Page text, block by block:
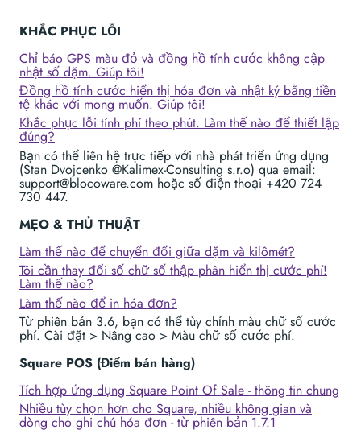
KHẮC PHỤC LỖI
Chỉ báo GPS màu đỏ và đồng hồ tính cước không cập
nhật số dặm. Giúp tôi!
Đồng hồ tính cước hiển thị hóa đơn và nhật ký bằng tiền
tệ khác với mong muốn. Giúp tôi!
Khắc phục lỗi tính phí theo phút. Làm thế nào để thiết lập
đúng?
Bạn có thể liên hệ trực tiếp với nhà phát triển ứng dụng
(Stan Dvojcenko @Kalimex-Consulting s.r.o) qua email:
support@blocoware.com hoặc số điện thoại +420 724
730 447.
MẸO & THỦ THUẬT
Làm thế nào để chuyển đổi giữa dặm và kilômét?
Tôi cần thay đổi số chữ số thập phân hiển thị cước phí!
Làm thế nào?
Làm thế nào để in hóa đơn?
Từ phiên bản 3.6, bạn có thể tùy chỉnh màu chữ số cước
phí. Cài đặt > Nâng cao > Màu chữ số cước phí.
Square POS (Điểm bán hàng)
Tích hợp ứng dụng Square Point Of Sale - thông tin chung
Nhiều tùy chọn hơn cho Square, nhiều không gian và
dòng cho ghi chú hóa đơn - từ phiên bản 1.7.1